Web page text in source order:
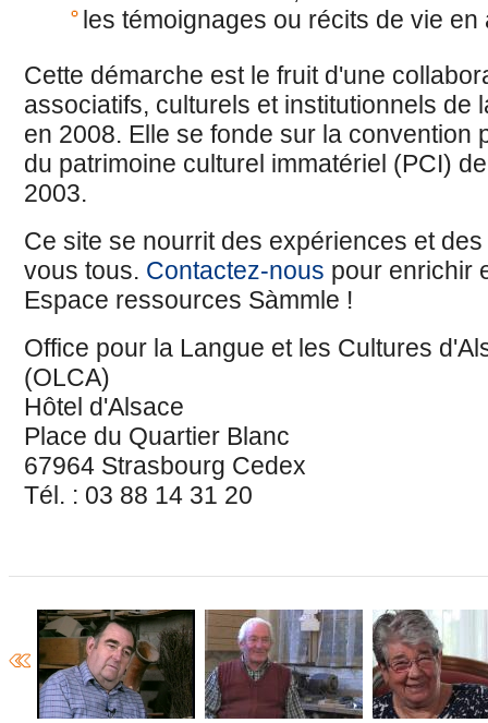
les témoignages ou récits de vie en
Cette démarche est le fruit d'une
associatifs, culturels et institutionnels de
en 2008. Elle se fonde sur la convention
du patrimoine culturel immatériel (PCI)
2003.
Ce site se nourrit des expériences et
vous tous. Contactez-nous pour enrichir
Espace ressources Sàmmle !
Office pour la Langue et les Cultures
(OLCA)
Hôtel d'Alsace
Place du Quartier Blanc
67964 Strasbourg Cedex
Tél. : 03 88 14 31 20